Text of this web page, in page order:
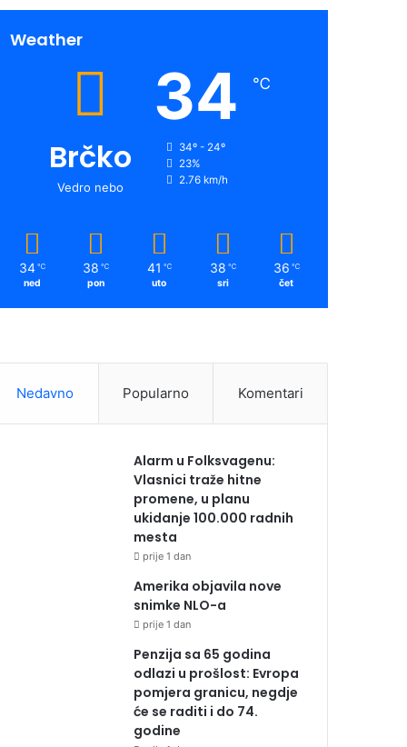
Weather
Brčko
Vedro nebo
34 ℃
34º - 24º
23%
2.76 km/h
34 ℃
ned
38 ℃
pon
41 ℃
uto
38 ℃
sri
36 ℃
čet
Nedavno Popularno Komentari
Alarm u Folksvagenu:
Vlasnici traže hitne
promene, u planu
ukidanje 100.000 radnih
mesta
prije 1 dan
Amerika objavila nove
snimke NLO-a
prije 1 dan
Penzija sa 65 godina
odlazi u prošlost: Evropa
pomjera granicu, negdje
će se raditi i do 74.
godine